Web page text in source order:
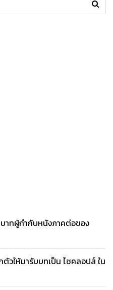
าทผู้กำกับหนังภาคต่อของ
วให้มารับบทเป็น ไซคลอปส์ ใน